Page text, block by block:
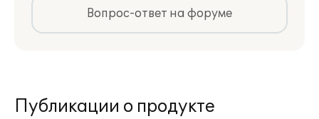
Вопрос-ответ на форуме
Публикации о продукте